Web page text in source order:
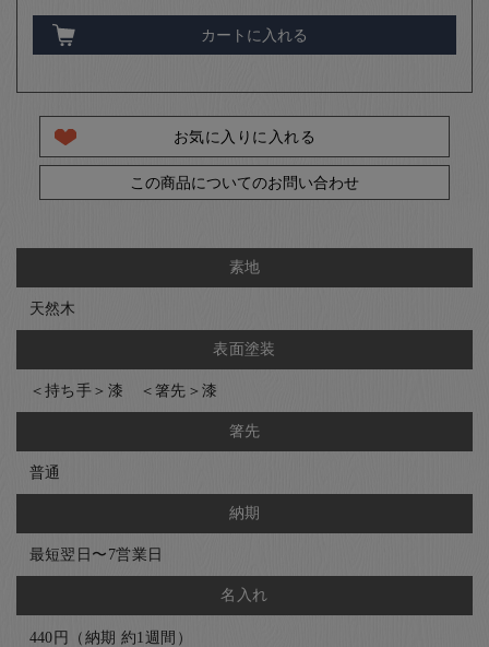
カートに入れる
お気に入りに入れる
この商品についてのお問い合わせ
素地
天然木
表面塗装
＜持ち手＞漆 ＜箸先＞漆
箸先
普通
納期
最短翌日〜7営業日
名入れ
440円（納期 約1週間）